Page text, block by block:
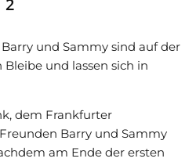
und Sammy sind auf der
und lassen sich in
dem Frankfurter
Barry und Sammy
am Ende der ersten